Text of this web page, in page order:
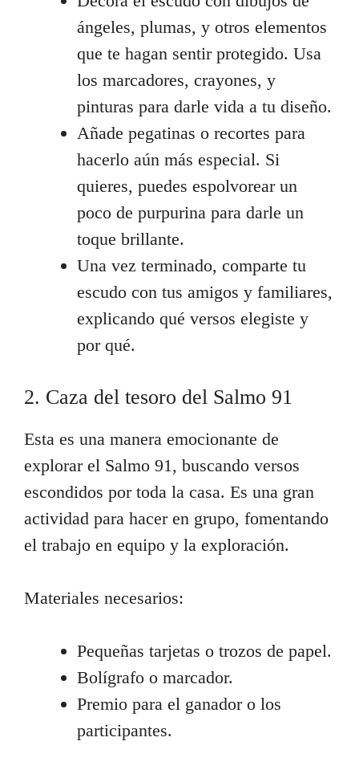
ángeles, plumas, y otros elementos
que te hagan sentir protegido. Usa
los marcadores, crayones, y
pinturas para darle vida a tu diseño.
Añade pegatinas o recortes para
hacerlo aún más especial. Si
quieres, puedes espolvorear un
poco de purpurina para darle un
toque brillante.
Una vez terminado, comparte tu
escudo con tus amigos y familiares,
explicando qué versos elegiste y
por qué.
2. Caza del tesoro del Salmo 91
Esta es una manera emocionante de
explorar el Salmo 91, buscando versos
escondidos por toda la casa. Es una gran
actividad para hacer en grupo, fomentando
el trabajo en equipo y la exploración.
Materiales necesarios:
Pequeñas tarjetas o trozos de papel.
Bolígrafo o marcador.
Premio para el ganador o los
participantes.